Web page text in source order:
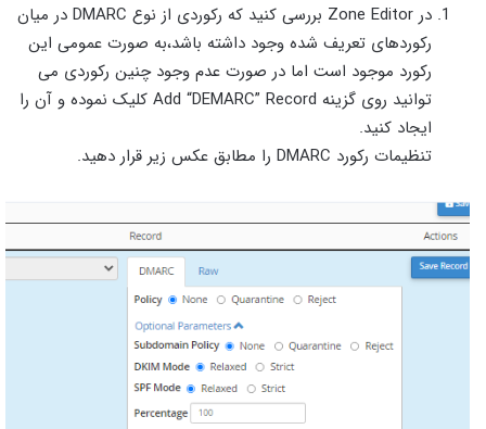
در Zone Editor بررسی کنید که رکوردی از نوع DMARC در میان
رکوردهای تعریف شده وجود داشته باشد،به صورت عمومی این
رکورد موجود است اما در صورت عدم وجود چنین رکوردی می
توانید روی گزینه Add “DEMARC” Record کلیک نموده و آن را
ایجاد کنید.
تنظیمات رکورد DMARC را مطابق عکس زیر قرار دهید.